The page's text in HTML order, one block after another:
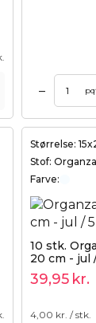
–
Størrelse:
Stof: Organza
Farve:
10 stk.
20 cm - jul
39,95 kr.
4,00 kr. / stk.